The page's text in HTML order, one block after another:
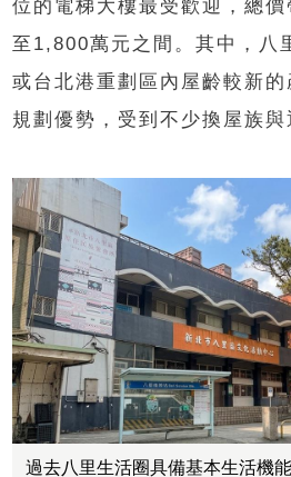
位的電梯大樓最受歡迎，總
至1,800萬元之間。其中，八
或台北港重劃區內屋齡較新
規劃優勢，受到不少換屋族與
過去八里生活圈具備基本生活機